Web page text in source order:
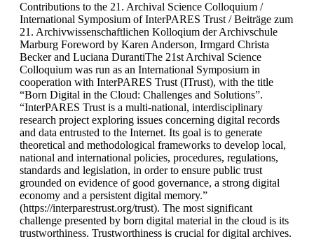
Contributions to the 21. Archival Science Colloquium /
International Symposium of InterPARES Trust / Beiträge zum
21. Archivwissenschaftlichen Kolloqium der Archivschule
Marburg Foreword by Karen Anderson, Irmgard Christa
Becker and Luciana DurantiThe 21st Archival Science
Colloquium was run as an International Symposium in
cooperation with InterPARES Trust (ITrust), with the title
“Born Digital in the Cloud: Challenges and Solutions”.
“InterPARES Trust is a multi-national, interdisciplinary
research project exploring issues concerning digital records
and data entrusted to the Internet. Its goal is to generate
theoretical and methodological frameworks to develop local,
national and international policies, procedures, regulations,
standards and legislation, in order to ensure public trust
grounded on evidence of good governance, a strong digital
economy and a persistent digital memory.”
(https://interparestrust.org/trust). The most significant
challenge presented by born digital material in the cloud is its
trustworthiness. Trustworthiness is crucial for digital archives.